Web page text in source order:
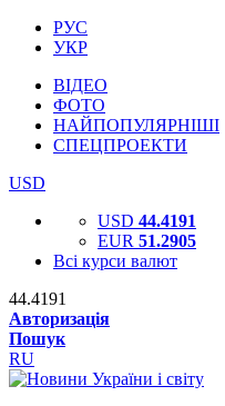
РУС
УКР
ВІДЕО
ФОТО
НАЙПОПУЛЯРНІШІ
СПЕЦПРОЕКТИ
USD
USD 44.4191
EUR 51.2905
Всі курси валют
44.4191
Авторизація
Пошук
RU